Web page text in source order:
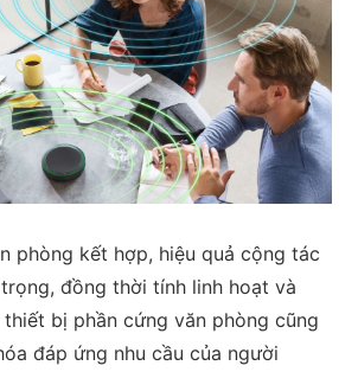
phòng kết hợp, hiệu quả cộng tác
đồng thời tính linh hoạt và
bị phần cứng văn phòng cũng
đáp ứng nhu cầu của người